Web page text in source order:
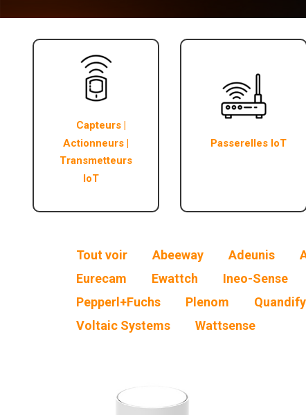
Capteurs |
Actionneurs |
Transmetteurs
IoT
Passerelles IoT
Tout voir Abeeway Adeunis
Eurecam
Ewattch Ineo-Sense
Pepperl+Fuchs
Plenom Quandify
Voltaic Systems
Wattsense